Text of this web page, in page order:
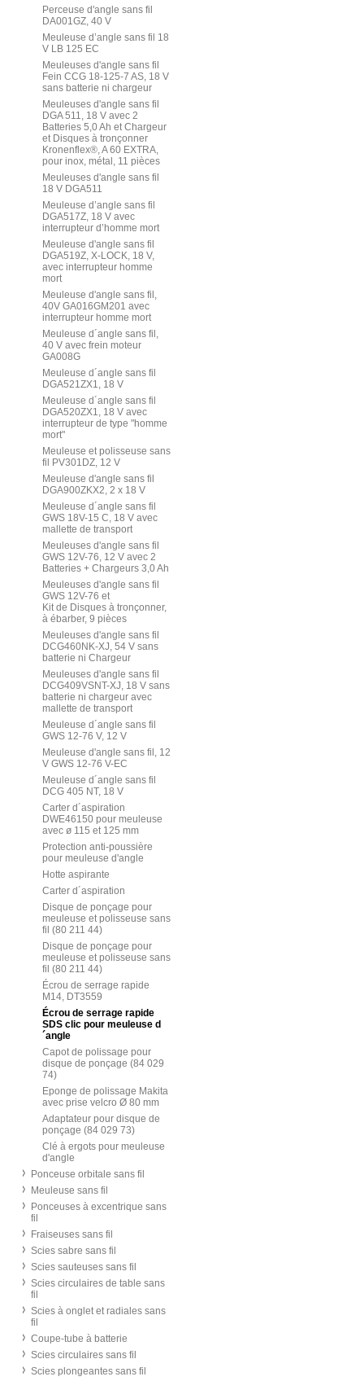
Perceuse d'angle sans fil
DA001GZ, 40 V
Meuleuse d’angle sans fil 18
V LB 125 EC
Meuleuses d'angle sans fil
Fein CCG 18-125-7 AS, 18 V
sans batterie ni chargeur
Meuleuses d'angle sans fil
DGA 511, 18 V avec 2
Batteries 5,0 Ah et Chargeur
et Disques à tronçonner
Kronenflex®, A 60 EXTRA,
pour inox, métal, 11 pièces
Meuleuses d'angle sans fil
18 V DGA511
Meuleuse d’angle sans fil
DGA517Z, 18 V avec
interrupteur d’homme mort
Meuleuse d'angle sans fil
DGA519Z, X-LOCK, 18 V,
avec interrupteur homme
mort
Meuleuse d'angle sans fil,
40V GA016GM201 avec
interrupteur homme mort
Meuleuse d´angle sans fil,
40 V avec frein moteur
GA008G
Meuleuse d´angle sans fil
DGA521ZX1, 18 V
Meuleuse d´angle sans fil
DGA520ZX1, 18 V avec
interrupteur de type "homme
mort"
Meuleuse et polisseuse sans
fil PV301DZ, 12 V
Meuleuse d'angle sans fil
DGA900ZKX2, 2 x 18 V
Meuleuse d´angle sans fil
GWS 18V-15 C, 18 V avec
mallette de transport
Meuleuses d'angle sans fil
GWS 12V-76, 12 V avec 2
Batteries + Chargeurs 3,0 Ah
Meuleuses d'angle sans fil
GWS 12V-76 et
Kit de Disques à tronçonner,
à ébarber, 9 pièces
Meuleuses d'angle sans fil
DCG460NK-XJ, 54 V sans
batterie ni Chargeur
Meuleuses d'angle sans fil
DCG409VSNT-XJ, 18 V sans
batterie ni chargeur avec
mallette de transport
Meuleuse d´angle sans fil
GWS 12-76 V, 12 V
Meuleuse d'angle sans fil, 12
V GWS 12-76 V-EC
Meuleuse d´angle sans fil
DCG 405 NT, 18 V
Carter d´aspiration
DWE46150 pour meuleuse
avec ø 115 et 125 mm
Protection anti-poussière
pour meuleuse d'angle
Hotte aspirante
Carter d´aspiration
Disque de ponçage pour
meuleuse et polisseuse sans
fil (80 211 44)
Disque de ponçage pour
meuleuse et polisseuse sans
fil (80 211 44)
Écrou de serrage rapide
M14, DT3559
Écrou de serrage rapide
SDS clic pour meuleuse d
´angle
Capot de polissage pour
disque de ponçage (84 029
74)
Eponge de polissage Makita
avec prise velcro Ø 80 mm
Adaptateur pour disque de
ponçage (84 029 73)
Clé à ergots pour meuleuse
d'angle
Ponceuse orbitale sans fil
Meuleuse sans fil
Ponceuses à excentrique sans
fil
Fraiseuses sans fil
Scies sabre sans fil
Scies sauteuses sans fil
Scies circulaires de table sans
fil
Scies à onglet et radiales sans
fil
Coupe-tube à batterie
Scies circulaires sans fil
Scies plongeantes sans fil